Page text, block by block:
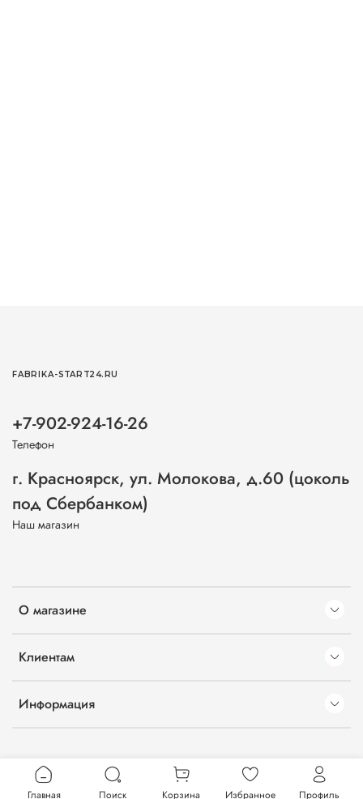
О магазине
Клиентам
Информация
FABRIKA-START24.RU
+7-902-924-16-26
Телефон
г. Красноярск, ул. Молокова, д.60 (цоколь
под Сбербанком)
Наш магазин
Главная Поиск Корзина Избранное Профиль